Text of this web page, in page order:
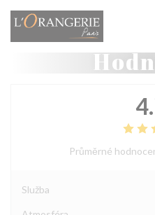
Panel pro správu cookies
Průměrné
Služba